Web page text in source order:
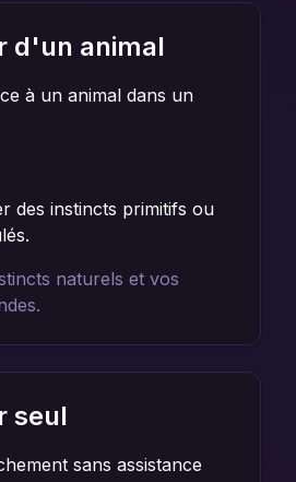
d'un animal
à un animal dans un
des instincts primitifs ou
naturels et vos
seul
sans assistance